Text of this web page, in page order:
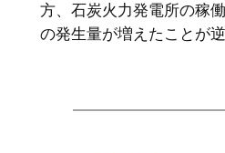
方、石炭火力発電所の稼
の発生量が増えたことが